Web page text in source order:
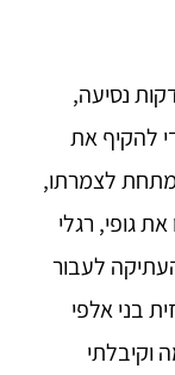
לבית שלי בכרתים, במרחק 20 דקות נסיעה,
3,000 שנה שכדי להקיף את
לצמרתו,
גופי, רגלי
לעבור
בני אלפי
וקיבלתי